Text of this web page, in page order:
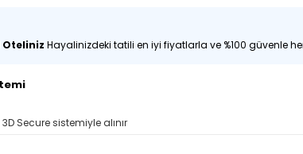
Hayalinizdeki tatili en iyi fiyatlarla ve %100 güvenle
Secure sistemiyle alınır